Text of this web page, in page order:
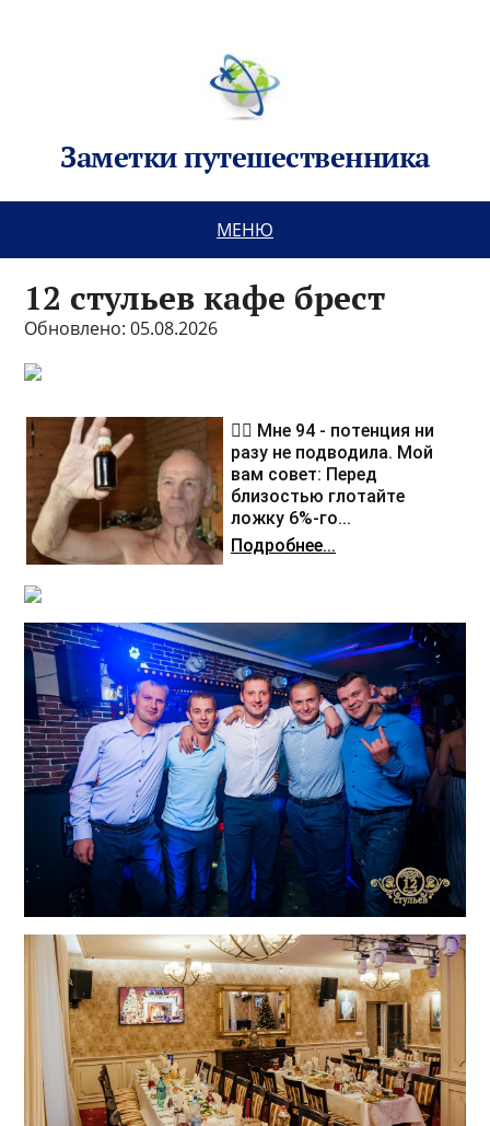
Заметки путешественника
МЕНЮ
12 стульев кафе брест
Обновлено: 05.08.2026
❤️‍🔥 Мне 94 - потенция ни
разу не подводила. Мой
вам совет: Перед
близостью глотайте
ложку 6%-го...
Подробнее...